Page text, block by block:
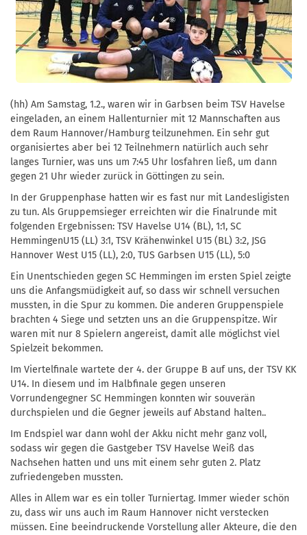
(hh) Am Samstag, 1.2., waren wir in Garbsen beim TSV Havelse
eingeladen, an einem Hallenturnier mit 12 Mannschaften aus
dem Raum Hannover/Hamburg teilzunehmen. Ein sehr gut
organisiertes aber bei 12 Teilnehmern natürlich auch sehr
langes Turnier, was uns um 7:45 Uhr losfahren ließ, um dann
gegen 21 Uhr wieder zurück in Göttingen zu sein.
In der Gruppenphase hatten wir es fast nur mit Landesligisten
zu tun. Als Gruppemsieger erreichten wir die Finalrunde mit
folgenden Ergebnissen: TSV Havelse U14 (BL), 1:1, SC
HemmingenU15 (LL) 3:1, TSV Krähenwinkel U15 (BL) 3:2, JSG
Hannover West U15 (LL), 2:0, TUS Garbsen U15 (LL), 5:0
Ein Unentschieden gegen SC Hemmingen im ersten Spiel zeigte
uns die Anfangsmüdigkeit auf, so dass wir schnell versuchen
mussten, in die Spur zu kommen. Die anderen Gruppenspiele
brachten 4 Siege und setzten uns an die Gruppenspitze. Wir
waren mit nur 8 Spielern angereist, damit alle möglichst viel
Spielzeit bekommen.
Im Viertelfinale wartete der 4. der Gruppe B auf uns, der TSV KK
U14. In diesem und im Halbfinale gegen unseren
Vorrundengegner SC Hemmingen konnten wir souverän
durchspielen und die Gegner jeweils auf Abstand halten..
Im Endspiel war dann wohl der Akku nicht mehr ganz voll,
sodass wir gegen die Gastgeber TSV Havelse Weiß das
Nachsehen hatten und uns mit einem sehr guten 2. Platz
zufriedengeben mussten.
Alles in Allem war es ein toller Turniertag. Immer wieder schön
zu, dass wir uns auch im Raum Hannover nicht verstecken
müssen. Eine beeindruckende Vorstellung aller Akteure, die den